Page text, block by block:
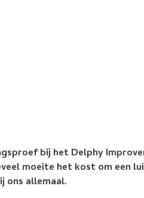
bij het Delphy
moeite het kost om een
ons allemaal.